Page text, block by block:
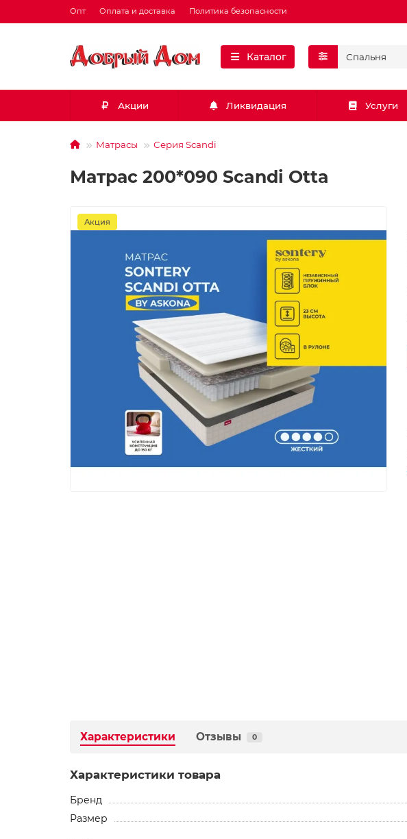
Опт Оплата и доставка Политика безопасности
Каталог
Акции Ликвидация Услуги
Матрасы Серия Scandi
Матрас 200*090 Scandi Otta
Акция
Характеристики Отзывы 0
Характеристики товара
Бренд
Размер